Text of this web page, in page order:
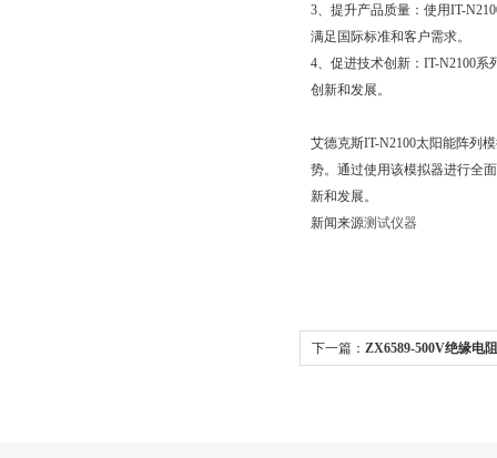
3、提升产品质量：使用
满足国际标准和客户需求。
4、促进技术创新：IT-
创新和发展。
艾德克斯IT-N2100太阳能阵列模
势。通过使用该模拟器进行
新和发展。
新闻来源测试仪器
下一篇： ZX6589-500V绝缘电